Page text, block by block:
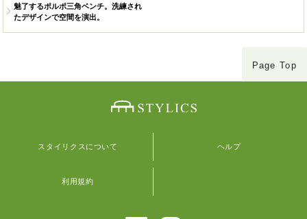
魅了するポルポ三角ベンチ。洗練され
たデザインで空間を演出。
Page Top
スタイリクスについて ヘルプ
利用規約